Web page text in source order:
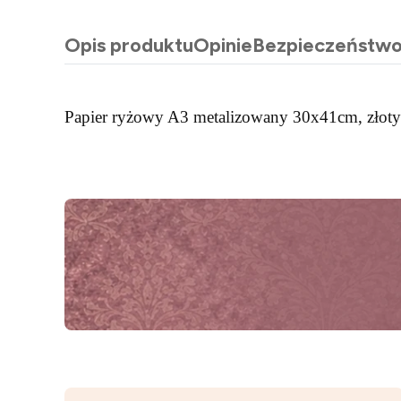
Opis produktuOpinieBezpieczeństwo
Papier ryżowy A3 metalizowany 30x41cm, złoty